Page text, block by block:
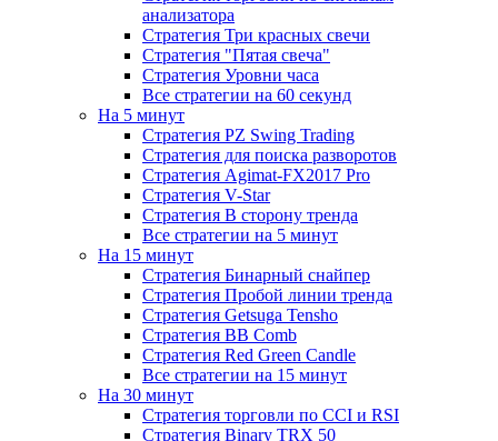
анализатора
Стратегия Три красных свечи
Стратегия "Пятая свеча"
Стратегия Уровни часа
Все стратегии на 60 секунд
На 5 минут
Стратегия PZ Swing Trading
Стратегия для поиска разворотов
Стратегия Agimat-FX2017 Pro
Стратегия V-Star
Стратегия В сторону тренда
Все стратегии на 5 минут
На 15 минут
Стратегия Бинарный снайпер
Стратегия Пробой линии тренда
Стратегия Getsuga Tensho
Стратегия ВВ Comb
Стратегия Red Green Candle
Все стратегии на 15 минут
На 30 минут
Стратегия торговли по CCI и RSI
Стратегия Binary TRX 50